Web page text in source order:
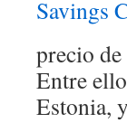
precio
Entre
Estonia,